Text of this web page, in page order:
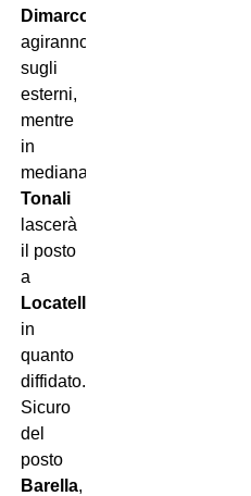
Dimarco
agiranno
sugli
esterni,
mentre
in
mediana
Tonali
lascerà
il posto
a
Locatelli
in
quanto
diffidato.
Sicuro
del
posto
Barella,